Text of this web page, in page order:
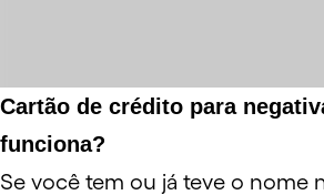
Cartão de crédito para
funciona?
Se você tem ou já teve o nome